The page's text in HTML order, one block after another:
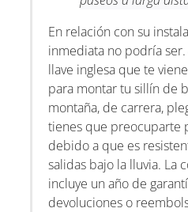
En relación con su
inmediata no podría
llave inglesa que te
para montar tu sillín de
montaña, de carrera,
tienes que preocuparte
debido a que es
salidas bajo la lluvia. La
incluye un año de
devoluciones o